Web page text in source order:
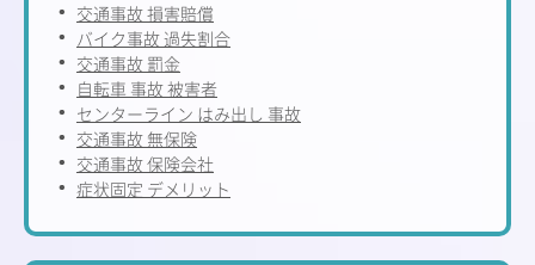
交通事故 損害賠償
バイク事故 過失割合
交通事故 罰金
自転車 事故 被害者
センターライン はみ出し 事故
交通事故 無保険
交通事故 保険会社
症状固定 デメリット